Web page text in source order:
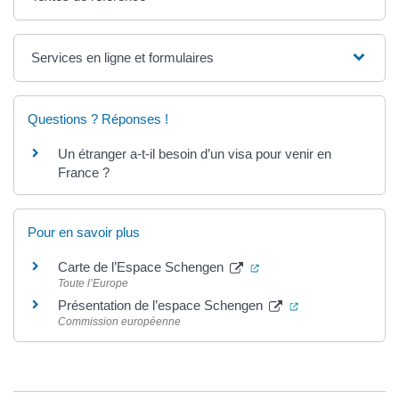
Services en ligne et formulaires
Questions ? Réponses !
Un étranger a-t-il besoin d’un visa pour venir en
France ?
Pour en savoir plus
Carte de l’Espace Schengen (ouverture dans un
Toute l’Europe
Présentation de l’espace Schengen (ouverture dans
Commission européenne